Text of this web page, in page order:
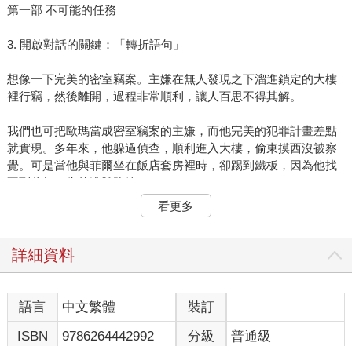
第一部 不可能的任務
3. 開啟對話的關鍵：「轉折語句」
想像一下完美的密室竊案。主嫌在無人發現之下溜進鎖定的大樓
裡行竊，然後離開，過程非常順利，讓人百思不得其解。
我們也可把歐瑪當成密室竊案的主嫌，而他完美的犯罪計畫差點
就實現。多年來，他躲過偵查，順利進入大樓，偷東摸西沒被察
覺。可是當他與菲爾坐在飯店套房裡時，卻踢到鐵板，因為他找
不到萬無一失的逃脫路線。
兩人展開一場錯綜複雜的心智大戰，彼此互掂斤兩。菲爾經驗豐
要的，就是歐瑪想隱瞞的決心與意願。此外，歐瑪有辦法掩飾自
菲爾的進攻計畫從打擊歐瑪的信心開始。他必須先傳遞非常明確
的訊息：「你的任務早已失敗。為了完成任務，你迄今所做的一
切努力，最終都宣告失敗。你以為成功隱瞞所有消息，但逃不出
看更多
詳細資料
語言 中文繁體
裝訂
ISBN
9786264442992 分級 普通級